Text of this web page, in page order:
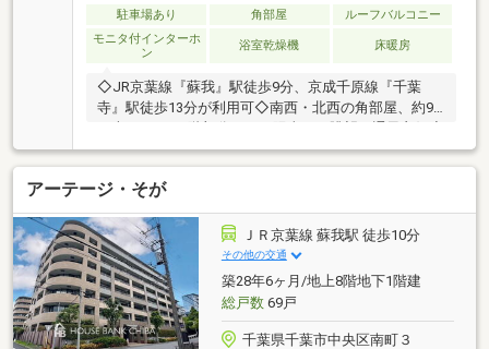
駐車場あり 角部屋
ルーフバルコニー
モニタ付インターホ
ン
浴室乾燥機 床暖房
◇JR京葉線『蘇我』駅徒歩9分、京成千原線『千葉
寺』駅徒歩13分が利用可◇南西・北西の角部屋、約99
平米４LDK、6階部分につき陽当り・眺望・通風良好◇
戸建感覚の玄関前ポーチ13.87平米、42.92平米のルー
フバルコニー付◇リビングにはワイドオープンサッシ
を採用、ルーフバルコニーと一体になり開放感があり
ます◇リビングにはTES式床暖房、つまづき防止に配
慮したフラットフロア設計◇玄関にはシューズインク
ローク、洋室8.0帖にはウォークインクローゼット◇浴
室はゆとりの1620サイズ、雨の日や冬の入浴にうれし
いTES式暖房換気乾燥機設置◇ペット飼育可（規約に
よる制限あり）
アーテージ・そが
ＪＲ京葉線 蘇我駅 徒歩10分
その他の交通
築28年6ヶ月/地上8階地下1階建
総戸数69戸
千葉県千葉市中央区南町３